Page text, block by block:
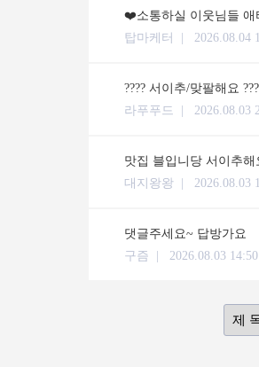
❤️소통하실 이웃님들
탑마케터 | 2026.08.04
???? 서이추/맞팔해요
라푸푸드 | 2026.08.03
맛집 블입니당 서이추
대지왕왕 | 2026.08.03
댓글주세요~ 답방가요
구즘 | 2026.08.03 14:50